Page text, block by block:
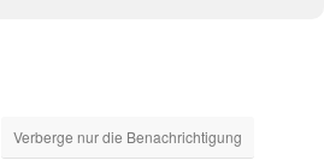
Verberge nur die Benachrichtigung